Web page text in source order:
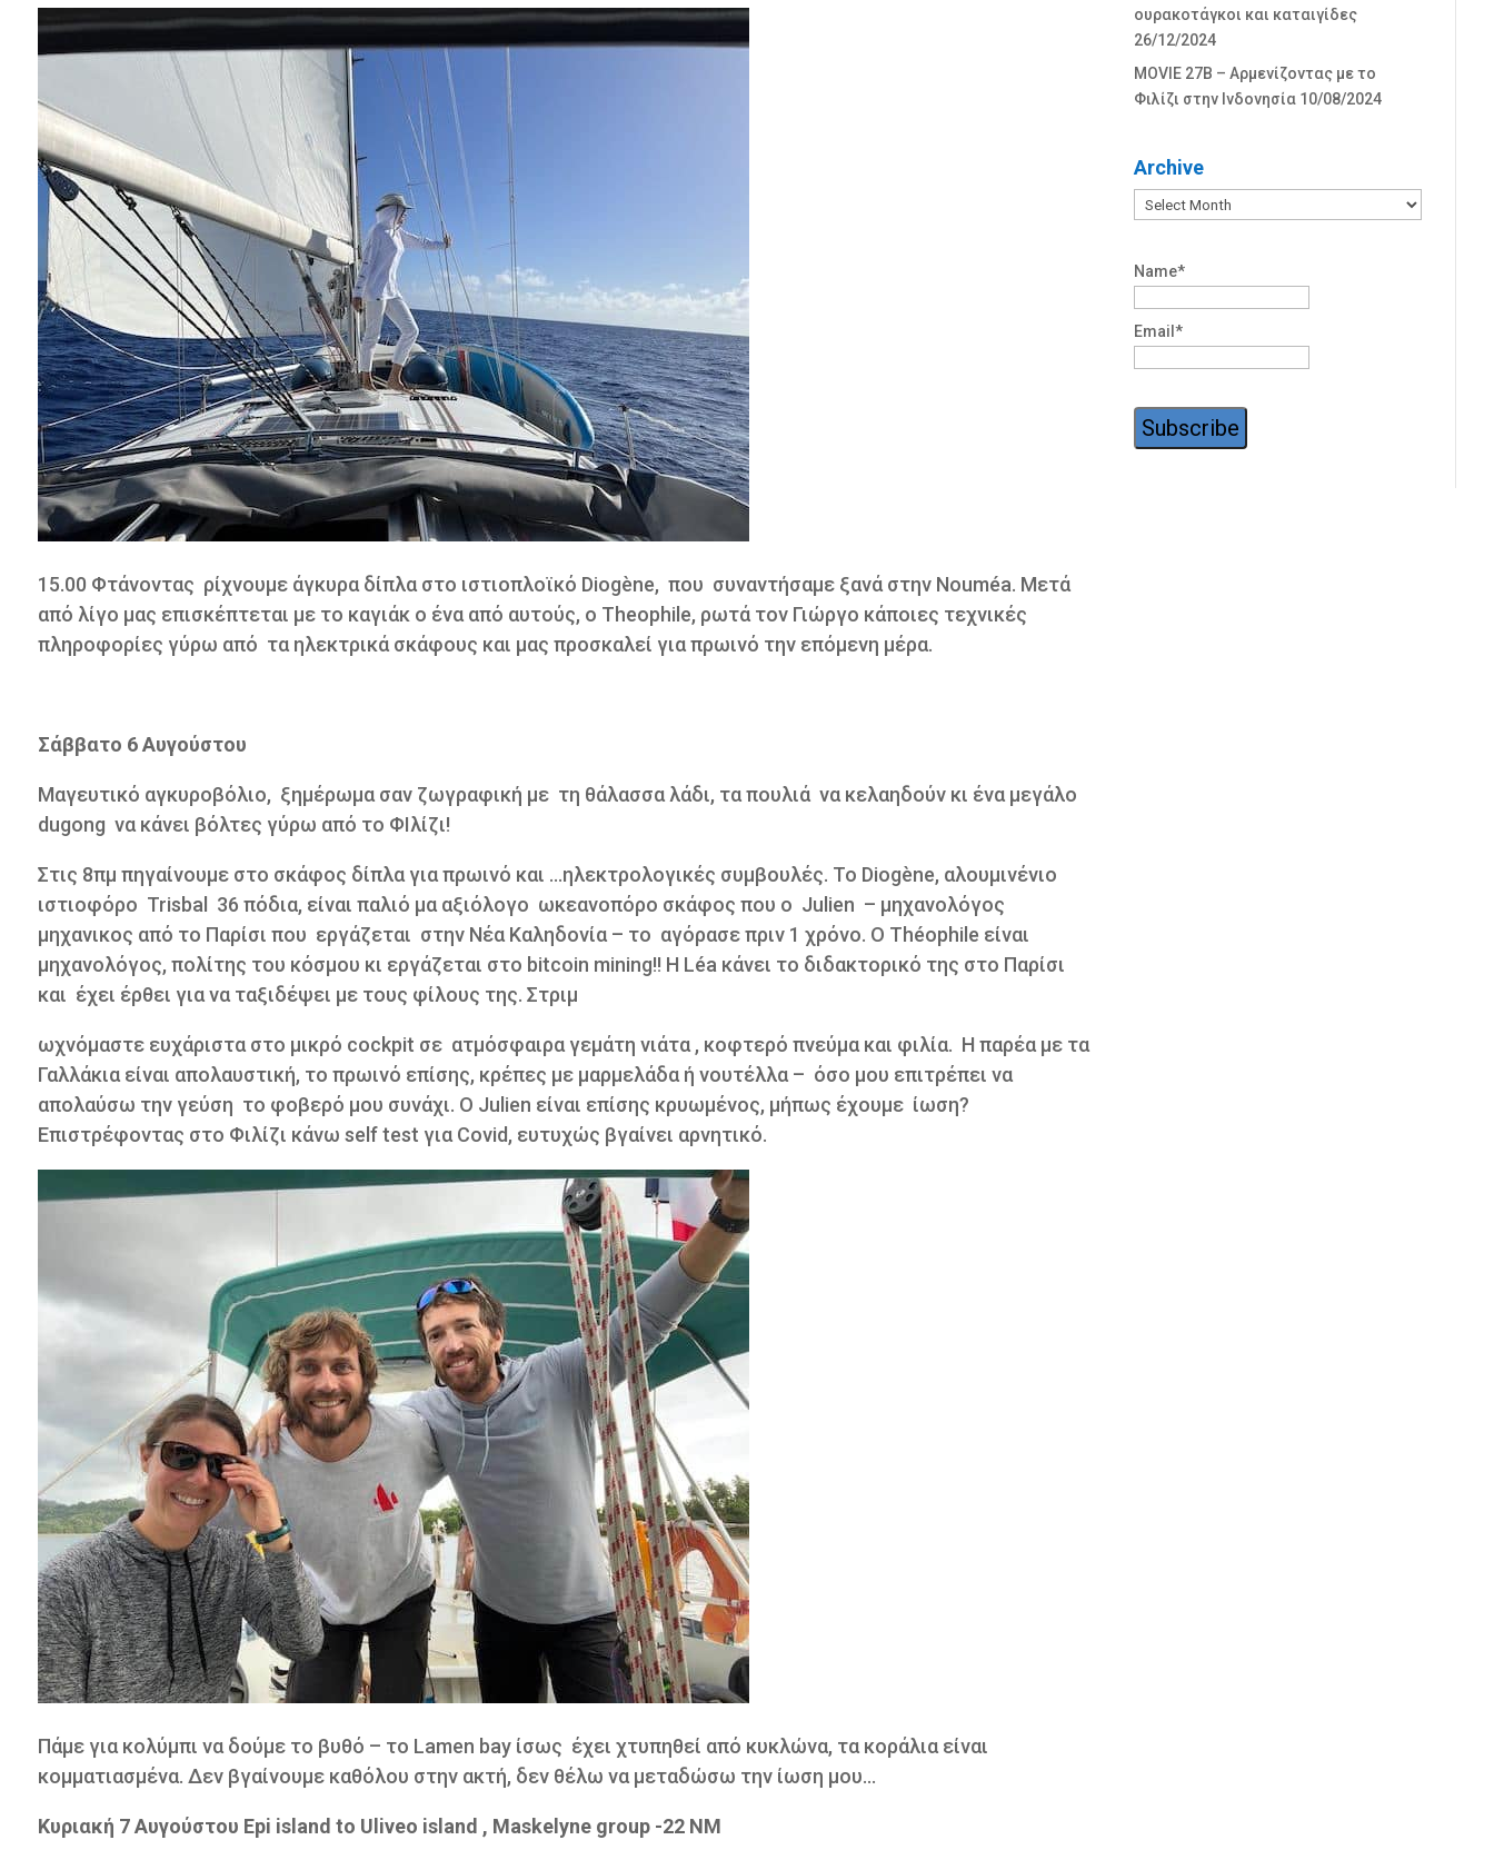
15.00 Φτάνοντας ρίχνουμε άγκυρα δίπλα στο ιστιοπλοϊκό Diogène, που συναντήσαμε ξανά στην Nouméa. Μετά
από λίγο μας επισκέπτεται με το καγιάκ o ένα από αυτούς, ο Theophile, ρωτά τον Γιώργο κάποιες τεχνικές
πληροφορίες γύρω από τα ηλεκτρικά σκάφους και μας προσκαλεί για πρωινό την επόμενη μέρα.
Σάββατο 6 Αυγούστου
Μαγευτικό αγκυροβόλιο, ξημέρωμα σαν ζωγραφική με τη θάλασσα λάδι, τα πουλιά να κελαηδούν κι ένα μεγάλο
dugong να κάνει βόλτες γύρω από το ΦΙλίζι!
Στις 8πμ πηγαίνουμε στο σκάφος δίπλα για πρωινό και …ηλεκτρολογικές συμβουλές. Το Diogène, αλουμινένιο
ιστιοφόρο Trisbal 36 πόδια, είναι παλιό μα αξιόλογο ωκεανοπόρο σκάφος που ο Julien – μηχανολόγος
μηχανικος από το Παρίσι που εργάζεται στην Νέα Καληδονία – το αγόρασε πριν 1 χρόνο. Ο Théophile είναι
μηχανολόγος, πολίτης του κόσμου κι εργάζεται στο bitcoin mining!! Η Léa κάνει το διδακτορικό της στο Παρίσι
και έχει έρθει για να ταξιδέψει με τους φίλους της. Στριμ
ωχνόμαστε ευχάριστα στο μικρό cockpit σε ατμόσφαιρα γεμάτη νιάτα , κοφτερό πνεύμα και φιλία. Η παρέα με τα
Γαλλάκια είναι απολαυστική, το πρωινό επίσης, κρέπες με μαρμελάδα ή νουτέλλα – όσο μου επιτρέπει να
απολαύσω την γεύση το φοβερό μου συνάχι. Ο Julien είναι επίσης κρυωμένος, μήπως έχουμε ίωση?
Επιστρέφοντας στο Φιλίζι κάνω self test για Covid, ευτυχώς βγαίνει αρνητικό.
Πάμε για κολύμπι να δούμε το βυθό – το Lamen bay ίσως έχει χτυπηθεί από κυκλώνα, τα κοράλια είναι
κομματιασμένα. Δεν βγαίνουμε καθόλου στην ακτή, δεν θέλω να μεταδώσω την ίωση μου…
Κυριακή 7 Αυγούστου Epi island to Uliveo island , Maskelyne group -22 ΝΜ
ουρακοτάγκοι και καταιγίδες
26/12/2024
MOVIE 27Β – Αρμενίζοντας με το
Φιλίζι στην Ινδονησία 10/08/2024
Archive
Archive
Name*
Email*